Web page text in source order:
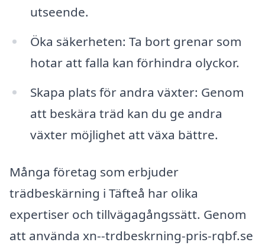
utseende.
Öka säkerheten: Ta bort grenar som
hotar att falla kan förhindra olyckor.
Skapa plats för andra växter: Genom
att beskära träd kan du ge andra
växter möjlighet att växa bättre.
Många företag som erbjuder
trädbeskärning i Täfteå har olika
expertiser och tillvägagångssätt. Genom
att använda xn--trdbeskrning-pris-rqbf.se